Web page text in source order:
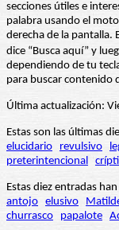
secciones útiles e
palabra usando el
derecha de la pantalla.
dice “Busca aquí” y
dependiendo de tu
para buscar contenido
Última actualización:
Estas son las últimas
elucidario
revulsivo
preterintencional
Estas diez entradas
antojo elusivo
churrasco
papalote